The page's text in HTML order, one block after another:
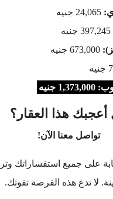
جنيه
هذا العقار؟
تواصل معنا الآن!
على جميع استفساراتك
لا تدع هذه الفرصة تفوتك.